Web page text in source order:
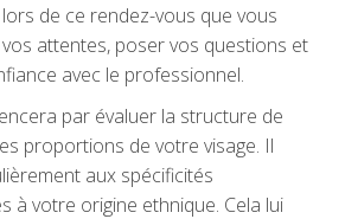
de ce rendez-vous que vous
attentes, poser vos questions et
avec le professionnel.
par évaluer la structure de
proportions de votre visage. Il
aux spécificités
à votre origine ethnique. Cela lui